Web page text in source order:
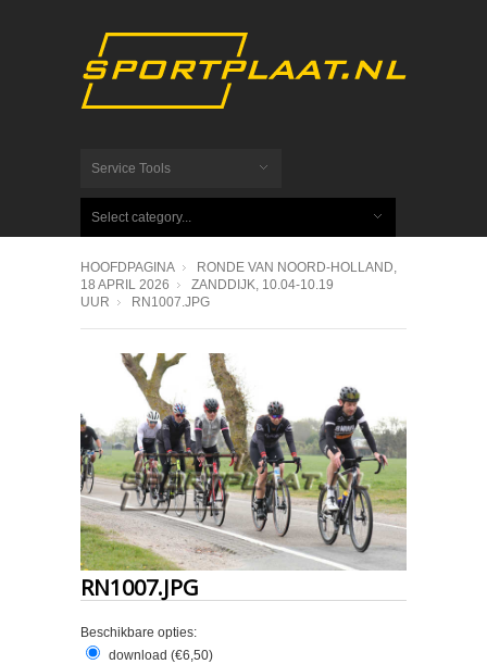
Service Tools
Select category...
HOOFDPAGINA
RONDE VAN NOORD-HOLLAND,
18 APRIL 2026
ZANDDIJK, 10.04-10.19
UUR
RN1007.JPG
RN1007.JPG
Beschikbare opties:
download (€6,50)